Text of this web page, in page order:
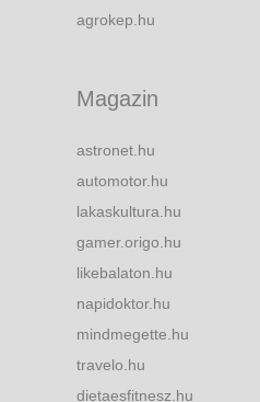
agrokep.hu
Magazin
astronet.hu
automotor.hu
lakaskultura.hu
gamer.origo.hu
likebalaton.hu
napidoktor.hu
mindmegette.hu
travelo.hu
dietaesfitnesz.hu